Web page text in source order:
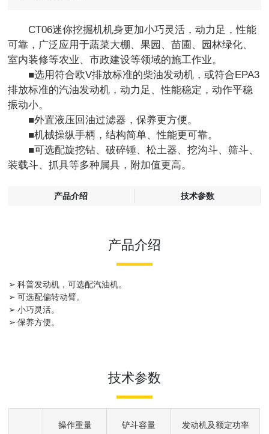
CT06迷你挖掘机机身更加小巧灵活，动力足，性能
可靠，广泛应用于蔬菜大棚、果园、苗圃、园林绿化、
室内装修等农业、市政建设等领域的施工作业。
■选用符合欧V排放标准的柴油发动机，或符合EPA3
排放标准的汽油发动机，动力足、性能稳定，动作平稳
振动小。
■外置液压回油过滤器，保养更方便。
■机械操纵手柄，结构简单、性能更可靠。
■可选配旋挖钻、破碎锤、松土器、挖沟斗、筛斗、
装载斗、抓具等多种属具，附加值更高。
产品介绍 技术参数
产品介绍
➢ 科普发动机，可选配汽油机。
➢ 可选配偏转动臂。
➢ 小巧灵活。
➢ 保养方便。
技术参数
操作重量
铲斗容量
发动机及额定功率